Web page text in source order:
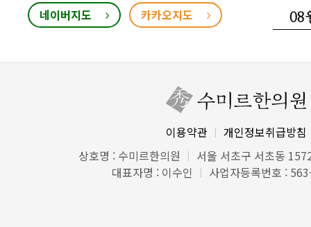
네이버지도 카카오지도 08
이용약관 |
개인정보취급방침
상호명 : 수미르한의원
|
서울 서초구 서초동
대표자명 : 이수인
| 사업자등록번호 :